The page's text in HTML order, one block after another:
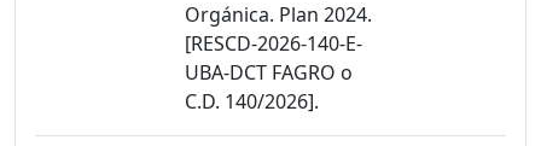
Orgánica. Plan 2024.
[RESCD-2026-140-E-
UBA-DCT FAGRO o
C.D. 140/2026].